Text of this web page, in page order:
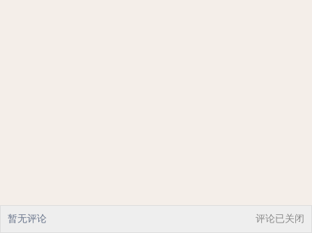
评论已关闭
暂无评论